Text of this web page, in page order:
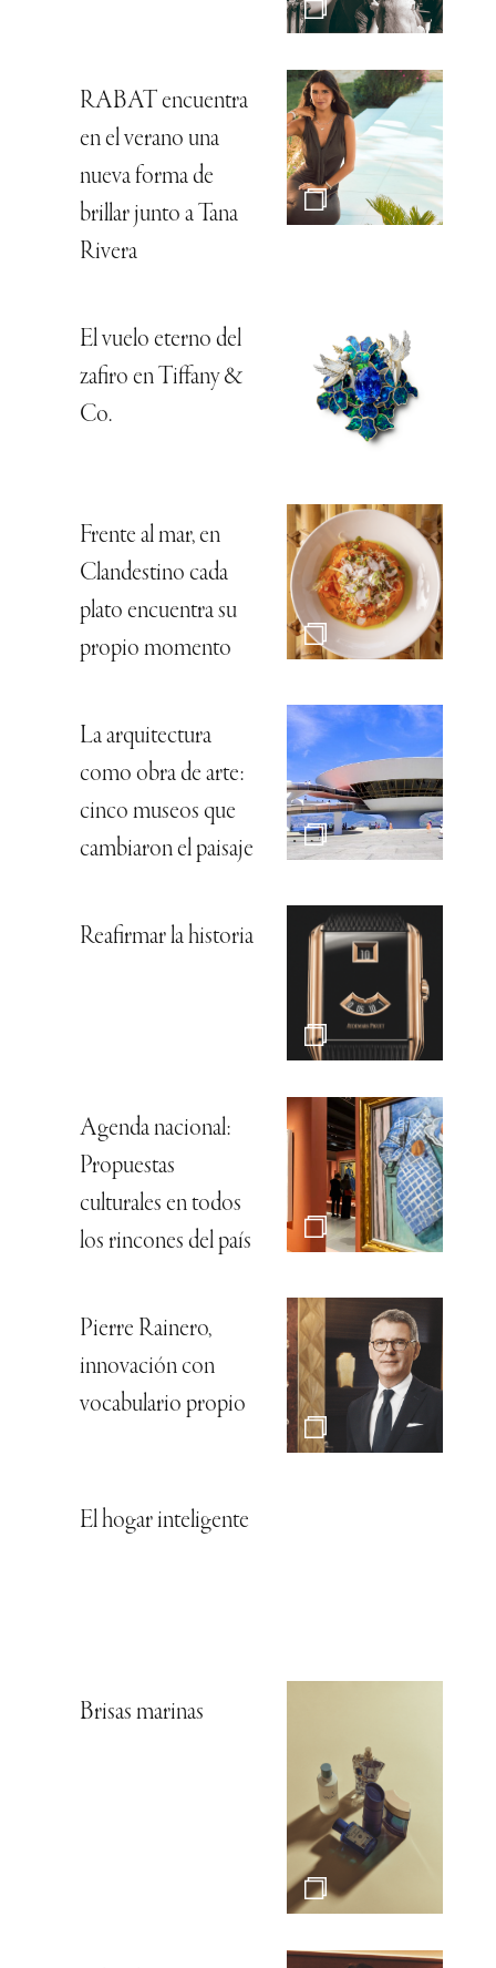
RABAT encuentra
en el verano una
nueva forma de
brillar junto a Tana
Rivera
El vuelo eterno del
zafiro en Tiffany &
Co.
Frente al mar, en
Clandestino cada
plato encuentra su
propio momento
La arquitectura
como obra de arte:
cinco museos que
cambiaron el paisaje
Reafirmar la historia
Agenda nacional:
Propuestas
culturales en todos
los rincones del país
Pierre Rainero,
innovación con
vocabulario propio
El hogar inteligente
Brisas marinas